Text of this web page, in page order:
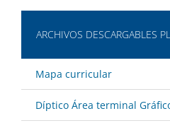
ARCHIVOS DESCARGABLES
Mapa curricular
Díptico Área terminal